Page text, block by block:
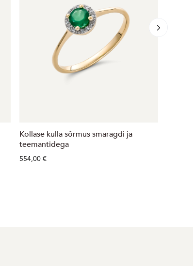
Kollase kulla sõrmus smaragdi ja
teemantidega
554,00 €